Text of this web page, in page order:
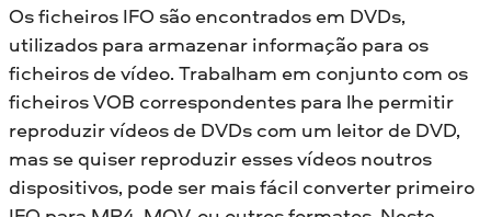
Os ficheiros IFO são encontrados em DVDs,
utilizados para armazenar informação para os
ficheiros de vídeo. Trabalham em conjunto com os
ficheiros VOB correspondentes para lhe permitir
reproduzir vídeos de DVDs com um leitor de DVD,
mas se quiser reproduzir esses vídeos noutros
dispositivos, pode ser mais fácil converter primeiro